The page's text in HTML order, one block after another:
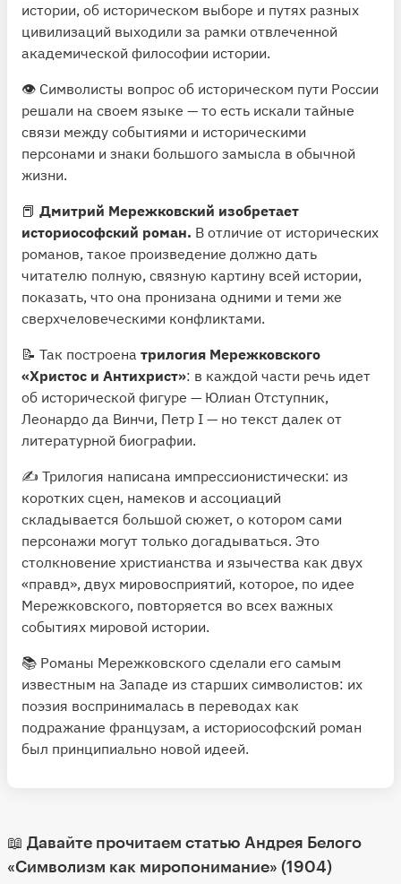
истории, об историческом выборе и путях разных
цивилизаций выходили за рамки отвлеченной
академической философии истории.
👁 Символисты вопрос об историческом пути России
решали на своем языке — то есть искали тайные
связи между событиями и историческими
персонами и знаки большого замысла в обычной
жизни.
📕 Дмитрий Мережковский изобретает
историософский роман. В отличие от исторических
романов, такое произведение должно дать
читателю полную, связную картину всей истории,
показать, что она пронизана одними и теми же
сверхчеловеческими конфликтами.
📝 Так построена трилогия Мережковского
«Христос и Антихрист»: в каждой части речь идет
об исторической фигуре — Юлиан Отступник,
Леонардо да Винчи, Петр I — но текст далек от
литературной биографии.
✍️ Трилогия написана импрессионистически: из
коротких сцен, намеков и ассоциаций
складывается большой сюжет, о котором сами
персонажи могут только догадываться. Это
столкновение христианства и язычества как двух
«правд», двух мировосприятий, которое, по идее
Мережковского, повторяется во всех важных
событиях мировой истории.
📚 Романы Мережковского сделали его самым
известным на Западе из старших символистов: их
поэзия воспринималась в переводах как
подражание французам, а историософский роман
был принципиально новой идеей.
📖 Давайте прочитаем статью Андрея Белого
«Символизм как миропонимание» (1904)